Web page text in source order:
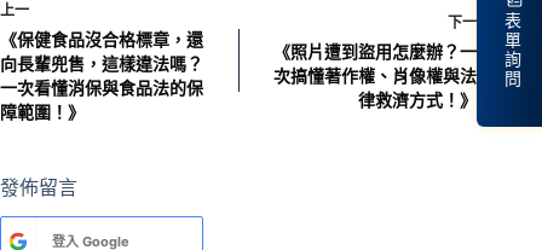
表
單
詢
問
上一
《保健食品沒合格標章，還
向長輩兜售，這樣違法嗎？
一次看懂消保與食品法的保
障範圍！》
下一
《照片遭到盜用怎麼辦？一
次搞懂著作權、肖像權與法
律救濟方式！》
發佈留言
登入 Google
A